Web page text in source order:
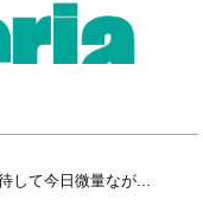
して今日微量なが...